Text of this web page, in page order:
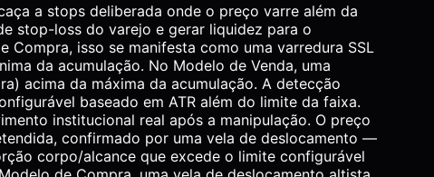
a stops deliberada onde o preço varre além da
stop-loss do varejo e gerar liquidez para o
isso se manifesta como uma varredura SSL
da acumulação. No Modelo de Venda, uma
acima da máxima da acumulação. A detecção
baseado em ATR além do limite da faixa.
institucional real após a manipulação. O preço
confirmado por uma vela de deslocamento —
corpo/alcance que excede o limite configurável